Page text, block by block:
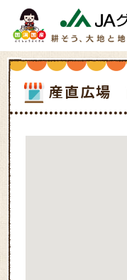
産直広場